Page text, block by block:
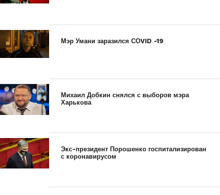
Мэр Умани заразился СОVID -19
Михаил Добкин снялся с выборов мэра
Харькова
Экс-президент Порошенко госпитализирован
с коронавирусом